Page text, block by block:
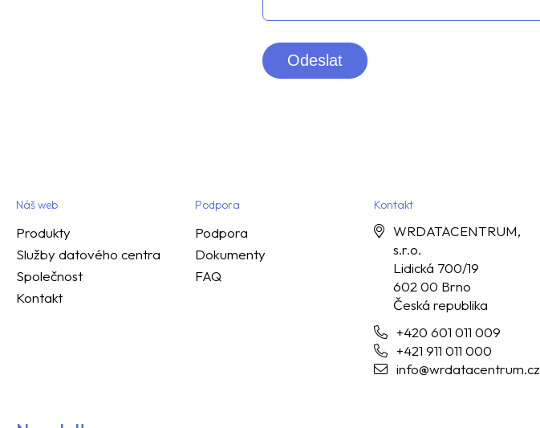
Odeslat
Náš web
Produkty
Služby datového centra
Společnost
Kontakt
Podpora
Podpora
Dokumenty
FAQ
Kontakt
WRDATACENTRUM,
s.r.o.
Lidická 700/19
602 00 Brno
Česká republika
+420 601 011 009
+421 911 011 000
info@wrdatacentrum.cz